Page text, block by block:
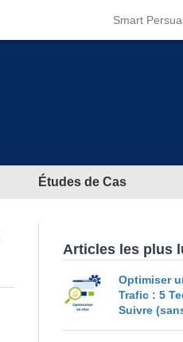
Smart
Études de Cas
Articles les plus
Optimiser
Trafic : 5
Suivre